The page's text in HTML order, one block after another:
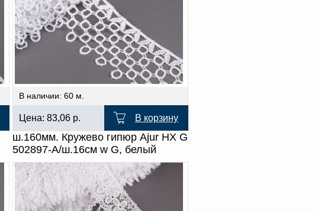
В наличии: 60 м.
Цена: 83,06 р. В корзину
ш.160мм. Кружево гипюр Ajur HX G
502897-A/ш.16см w G, белый